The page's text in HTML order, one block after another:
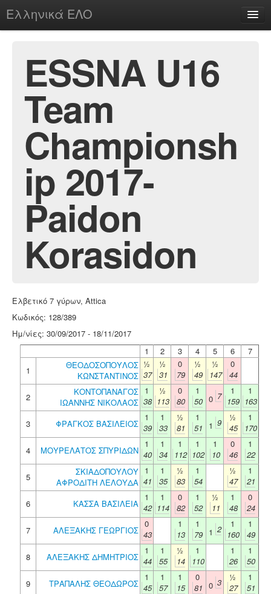
Ελληνικά ΕΛΟ
chesstu.be @ discord
Login
ESSNA U16
Team
Championsh
ip 2017-
Paidon
Korasidon
Ελβετικό 7 γύρων, Attica
Κωδικός: 128/389
Ημ/νίες: 30/09/2017 - 18/11/2017
1
2 3 4 5 6
7
1
ΘΕΟΔΟΣΟΠΟΥΛΟΣ
ΚΩΝΣΤΑΝΤΙΝΟΣ
½
37
½
31
0
79
½
49
½
147
0
44
2
ΚΟΝΤΟΠΑΝΑΓΟΣ
ΙΩΑΝΝΗΣ ΝΙΚΟΛΑΟΣ
1
38
½
113
0
80
1
50 0 7
1
159
1
163
3
ΦΡΑΓΚΟΣ ΒΑΣΙΛΕΙΟΣ
1
39
1
33
½
81
1
51
1 9
½
45
1
170
4
ΜΟΥΡΕΛΑΤΟΣ ΣΠΥΡΙΔΩΝ
1
40
1
34
1
112
1
102
1
10
0
46
1
22
5
ΣΚΙΑΔΟΠΟΥΛΟΥ
ΑΦΡΟΔΙΤΗ ΛΕΛΟΥΔΑ
1
41
1
35
½
83
1
54
½
47
1
21
6
ΚΑΣΣΑ ΒΑΣΙΛΕΙΑ
1
42
1
114
0
82
1
52
½
11
1
48
0
24
7
ΑΛΕΞΑΚΗΣ ΓΕΩΡΓΙΟΣ
0
43
1
13
1
79
1 2
1
160
1
49
8
ΑΛΕΞΑΚΗΣ ΔΗΜΗΤΡΙΟΣ
1
44
1
55
½
14
1
110
1
26
1
50
9
ΤΡΑΠΑΛΗΣ ΘΕΟΔΩΡΟΣ
1
45
1
57
1
15
0
81 0 3
½
27
1
51